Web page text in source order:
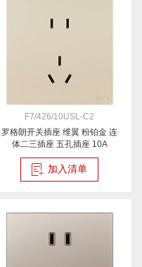
F7/426/10USL-C2
罗格朗开关插座 维翼 粉铂金 连
体二三插座 五孔插座 10A
加入清单